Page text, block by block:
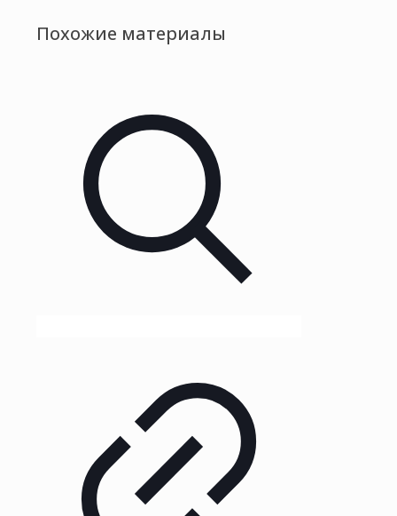
Похожие материалы